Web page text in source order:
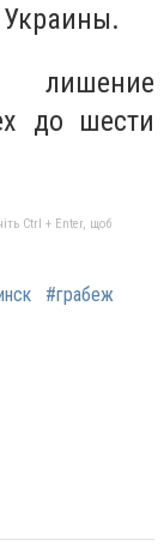
Украины.
лишение
до шести
Ctrl + Enter, щоб
#грабеж